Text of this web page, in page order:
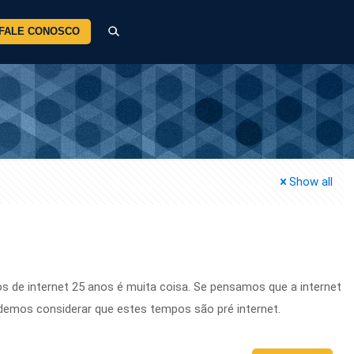
FALE CONOSCO
Show all
de internet 25 anos é muita coisa. Se pensamos que a internet
considerar que estes tempos são pré internet.